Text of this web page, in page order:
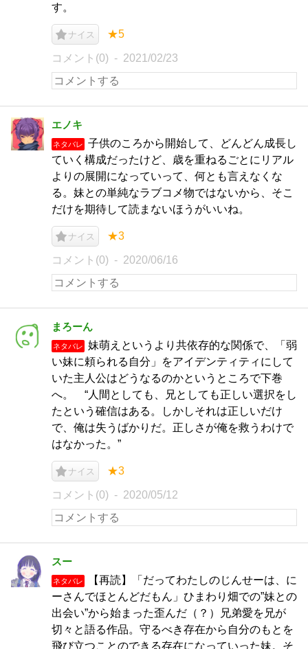
す。
ナイス ★5
コメント(0) 2021/02/23
エノキ
ネタバレ
子供のころから開始して、どんどん成長し
ていく構成だったけど、歳を重ねるごとにリアル
よりの展開になっていって、何とも言えなくな
る。妹との単純なラブコメ物ではないから、そこ
だけを期待して読まないほうがいいね。
ナイス ★3
コメント(0) 2020/06/16
まろーん
ネタバレ
妹萌えというより共依存的な関係で、「弱
い妹に頼られる自分」をアイデンティティにして
いた主人公はどうなるのかというところで下巻
へ。 “人間としても、兄としても正しい選択をし
たという確信はある。しかしそれは正しいだけ
で、俺は失うばかりだ。正しさが俺を救うわけで
はなかった。”
ナイス ★3
コメント(0) 2020/05/12
スー
ネタバレ
【再読】「だってわたしのじんせーは、に
ーさんでほとんどだもん」ひまわり畑での”妹との
出会い”から始まった歪んだ（？）兄弟愛を兄が
切々と語る作品。守るべき存在から自分のもとを
飛び立つことのできる存在になっていった妹。そ